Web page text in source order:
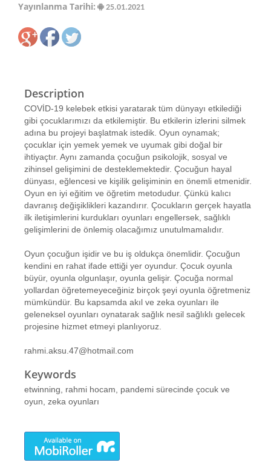
Yayınlanma Tarihi: 25.01.2021
Description
COVİD-19 kelebek etkisi yaratarak tüm dünyayı etkilediği
gibi çocuklarımızı da etkilemiştir. Bu etkilerin izlerini silmek
adına bu projeyi başlatmak istedik. Oyun oynamak;
çocuklar için yemek yemek ve uyumak gibi doğal bir
ihtiyaçtır. Aynı zamanda çocuğun psikolojik, sosyal ve
zihinsel gelişimini de desteklemektedir. Çocuğun hayal
dünyası, eğlencesi ve kişilik gelişiminin en önemli etmenidir.
Oyun en iyi eğitim ve öğretim metodudur. Çünkü kalıcı
davranış değişiklikleri kazandırır. Çocukların gerçek hayatla
ilk iletişimlerini kurdukları oyunları engellersek, sağlıklı
gelişimlerini de önlemiş olacağımız unutulmamalıdır.
Oyun çocuğun işidir ve bu iş oldukça önemlidir. Çocuğun
kendini en rahat ifade ettiği yer oyundur. Çocuk oyunla
büyür, oyunla olgunlaşır, oyunla gelişir. Çocuğa normal
yollardan öğretemeyeceğiniz birçok şeyi oyunla öğretmeniz
mümkündür. Bu kapsamda akıl ve zeka oyunları ile
geleneksel oyunları oynatarak sağlık nesil sağlıklı gelecek
projesine hizmet etmeyi planlıyoruz.
rahmi.aksu.47@hotmail.com
Keywords
etwinning, rahmi hocam, pandemi sürecinde çocuk ve
oyun, zeka oyunları